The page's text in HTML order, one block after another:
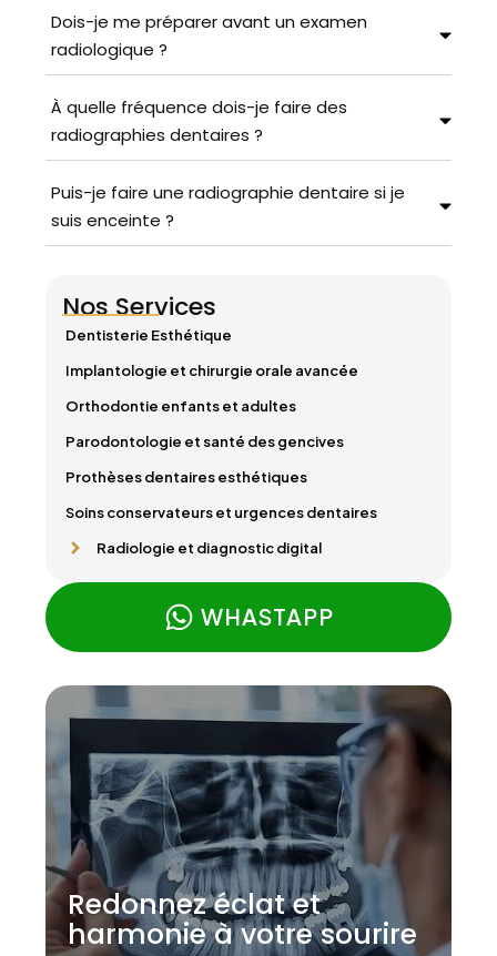
Dois-je me préparer avant un examen
radiologique ?
À quelle fréquence dois-je faire des
radiographies dentaires ?
Puis-je faire une radiographie dentaire si je
suis enceinte ?
Nos Services
Dentisterie Esthétique
Implantologie et chirurgie orale avancée
Orthodontie enfants et adultes
Parodontologie et santé des gencives
Prothèses dentaires esthétiques
Soins conservateurs et urgences dentaires
Radiologie et diagnostic digital
WHASTAPP
Redonnez éclat et
harmonie à votre sourire